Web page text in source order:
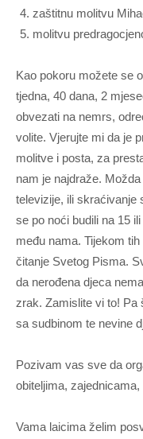
zaštitnu molitvu
molitvu
Kao pokoru možete se
tjedna, 40 dana, 2
obvezati na nemrs,
volite. Vjerujte mi da je
molitve i posta, za
nam je najdraže.
televizije, ili skraćivanje
se po noći budili na 15
među nama. Tijekom
čitanje Svetog Pisma.
da nerođena djeca
zrak. Zamislite vi to! Pa
sa sudbinom te nevine
Pozivam vas sve da
obiteljima,
Vama laicima želim